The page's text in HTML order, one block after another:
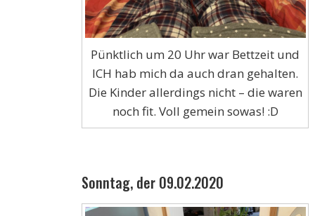
Pünktlich um 20 Uhr war Bettzeit und
ICH hab mich da auch dran gehalten.
Die Kinder allerdings nicht – die waren
noch fit. Voll gemein sowas! :D
Sonntag, der 09.02.2020